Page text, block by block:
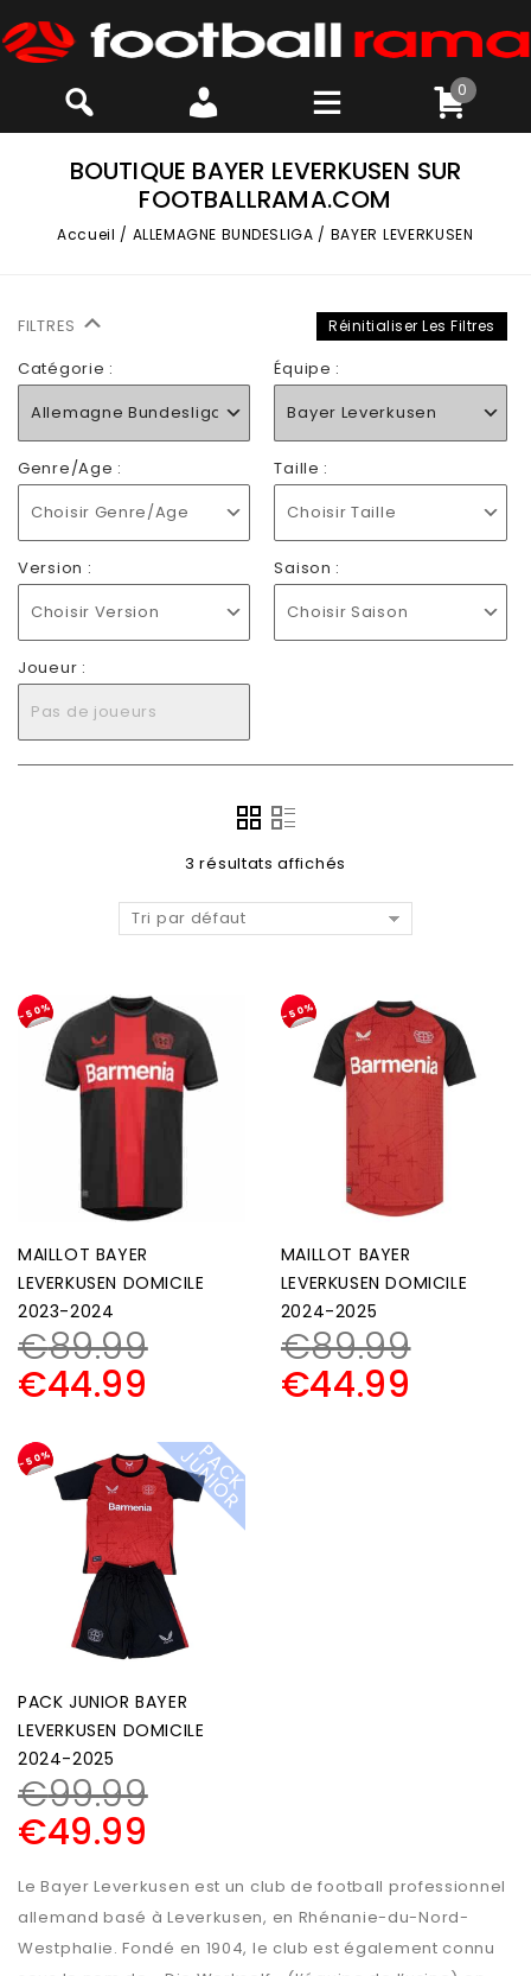
0
BOUTIQUE BAYER LEVERKUSEN SUR
FOOTBALLRAMA.COM
Accueil / ALLEMAGNE BUNDESLIGA / BAYER LEVERKUSEN
FILTRES Réinitialiser Les Filtres
Catégorie :
Allemagne Bundesliga
Équipe :
Bayer Leverkusen
Genre/Age :
Choisir Genre/Age
Taille :
Choisir Taille
Version :
Choisir Version
Saison :
Choisir Saison
Joueur :
Pas de joueurs
3 résultats affichés
Tri par défaut
-50%
MAILLOT BAYER
LEVERKUSEN DOMICILE
2023-2024
€89.99
€44.99
-50%
MAILLOT BAYER
LEVERKUSEN DOMICILE
2024-2025
€89.99
€44.99
-50% P
A
C
K
J
U
N
I
O
R
PACK JUNIOR BAYER
LEVERKUSEN DOMICILE
2024-2025
€99.99
€49.99
Le Bayer Leverkusen est un club de football professionnel
allemand basé à Leverkusen, en Rhénanie-du-Nord-
Westphalie. Fondé en 1904, le club est également connu